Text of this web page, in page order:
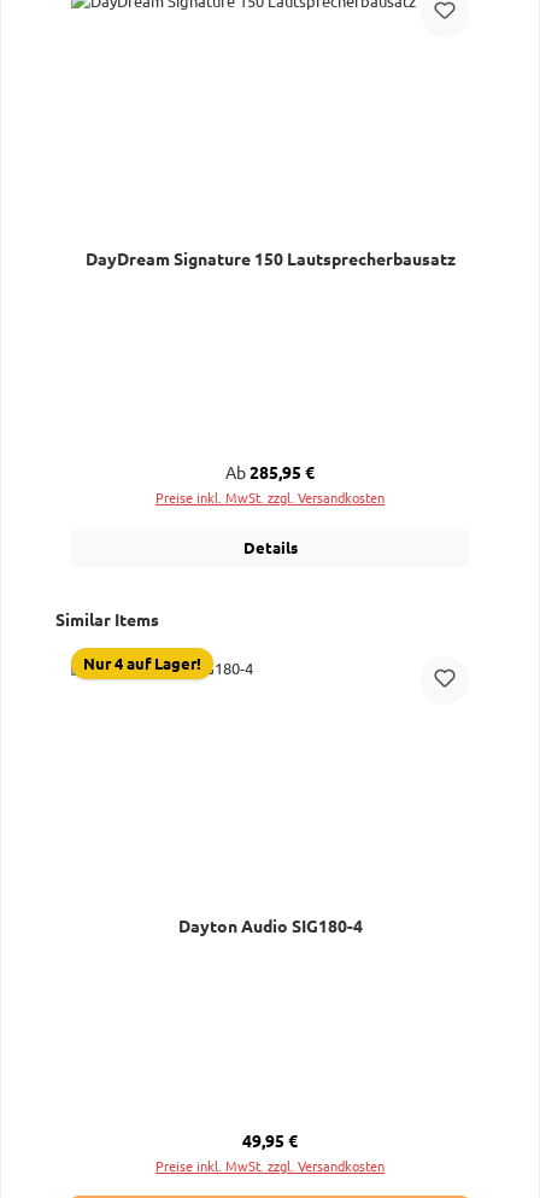
DayDream Signature 150 Lautsprecherbausatz
Regulärer Preis:
Ab285,95 €
Preise inkl. MwSt. zzgl. Versandkosten
Details
Produktgalerie überspringen
Similar Items
Nur 4 auf Lager!
Dayton Audio SIG180-4
Regulärer Preis:
49,95 €
Preise inkl. MwSt. zzgl. Versandkosten